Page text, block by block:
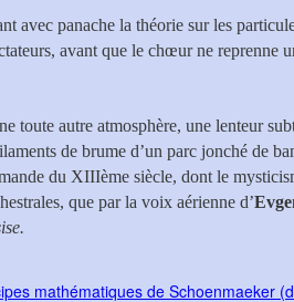
avec panache la théorie sur les
avant que le chœur ne reprenne
toute autre atmosphère, une lenteur
de brume d’un parc jonché de
du XIIIème siècle, dont le
que par la voix aérienne d’